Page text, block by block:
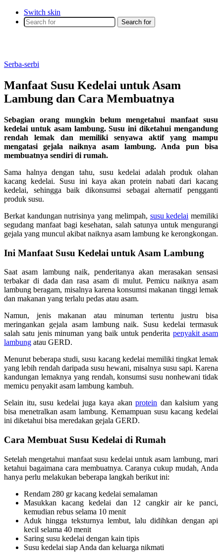
Switch skin
Search for
Serba-serbi
Manfaat Susu Kedelai untuk Asam
Lambung dan Cara Membuatnya
Sebagian orang mungkin belum mengetahui manfaat susu
kedelai untuk asam lambung. Susu ini diketahui mengandung
rendah lemak dan memiliki senyawa aktif yang mampu
mengatasi gejala naiknya asam lambung. Anda pun bisa
membuatnya sendiri di rumah.
Sama halnya dengan tahu, susu kedelai adalah produk olahan
kacang kedelai. Susu ini kaya akan protein nabati dari kacang
kedelai, sehingga baik dikonsumsi sebagai alternatif pengganti
produk susu.
Berkat kandungan nutrisinya yang melimpah, susu kedelai memiliki
segudang manfaat bagi kesehatan, salah satunya untuk mengurangi
gejala yang muncul akibat naiknya asam lambung ke kerongkongan.
Ini Manfaat Susu Kedelai untuk Asam Lambung
Saat asam lambung naik, penderitanya akan merasakan sensasi
terbakar di dada dan rasa asam di mulut. Pemicu naiknya asam
lambung beragam, misalnya karena konsumsi makanan tinggi lemak
dan makanan yang terlalu pedas atau asam.
Namun, jenis makanan atau minuman tertentu justru bisa
meringankan gejala asam lambung naik. Susu kedelai termasuk
salah satu jenis minuman yang baik untuk penderita penyakit asam
lambung atau GERD.
Menurut beberapa studi, susu kacang kedelai memiliki tingkat lemak
yang lebih rendah daripada susu hewani, misalnya susu sapi. Karena
kandungan lemaknya yang rendah, konsumsi susu nonhewani tidak
memicu penyakit asam lambung kambuh.
Selain itu, susu kedelai juga kaya akanprotein dan kalsium yang
bisa menetralkan asam lambung. Kemampuan susu kacang kedelai
ini diketahui bisa meredakan gejala GERD.
Cara Membuat Susu Kedelai di Rumah
Setelah mengetahui manfaat susu kedelai untuk asam lambung, mari
ketahui bagaimana cara membuatnya. Caranya cukup mudah, Anda
hanya perlu melakukan beberapa langkah berikut ini:
Rendam 280 gr kacang kedelai semalaman
Masukkan kacang kedelai dan 12 cangkir air ke panci,
kemudian rebus selama 10 menit
Aduk hingga teksturnya lembut, lalu didihkan dengan api
kecil selama 40 menit
Saring susu kedelai dengan kain tipis
Susu kedelai siap Anda dan keluarga nikmati